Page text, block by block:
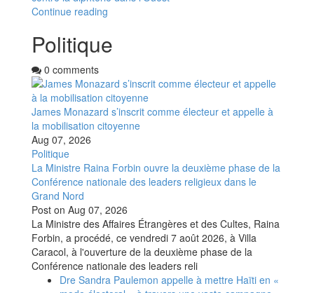
Continue reading
Politique
0 comments
James Monazard s’inscrit comme électeur et appelle à
la mobilisation citoyenne
Aug 07, 2026
Politique
La Ministre Raina Forbin ouvre la deuxième phase de la
Conférence nationale des leaders religieux dans le
Grand Nord
Post on Aug 07, 2026
La Ministre des Affaires Étrangères et des Cultes, Raina
Forbin, a procédé, ce vendredi 7 août 2026, à Villa
Caracol, à l'ouverture de la deuxième phase de la
Conférence nationale des leaders reli
Dre Sandra Paulemon appelle à mettre Haïti en «